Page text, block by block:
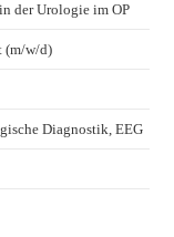
der Urologie im OP
(m/w/d)
Diagnostik, EEG